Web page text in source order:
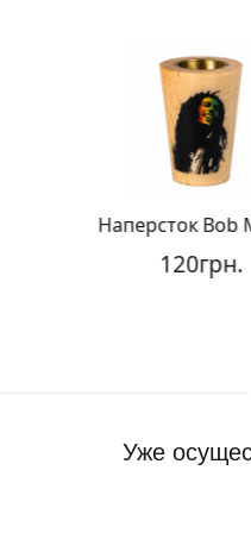
Наперсток Bob
120грн.
Уже